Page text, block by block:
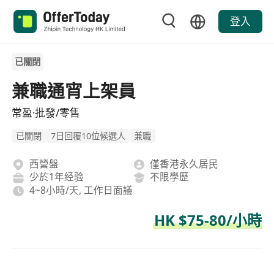
登入
已關閉
兼職通宵上架員
常盈·批發/零售
已關閉 7日回覆10位候選人 兼職
西營盤
僅香港永久居民
少於1年经验
不限學歷
4~8小時/天, 工作日面議
HK $75-80/小時